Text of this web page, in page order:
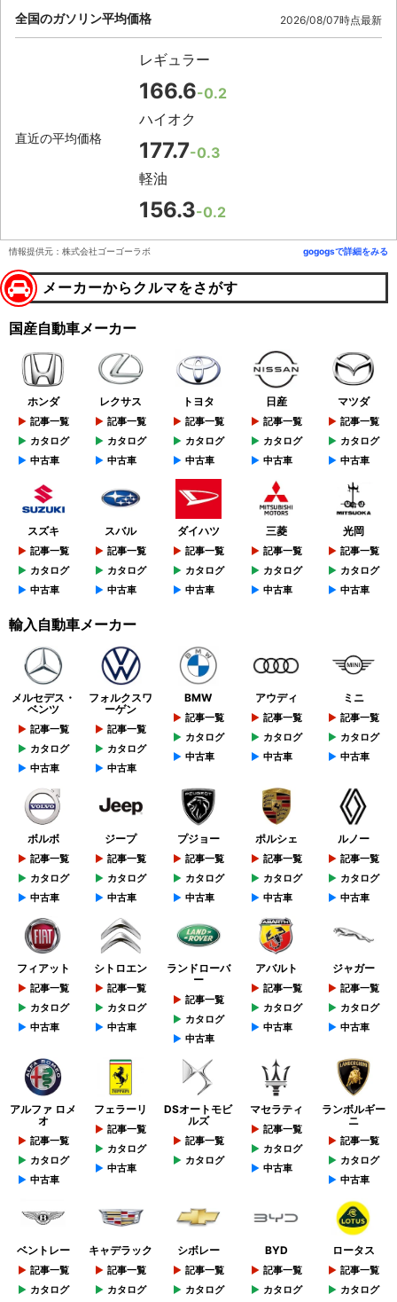
全国のガソリン平均価格 2026/08/07時点最新
直近の平均価格
レギュラー
166.6-0.2
ハイオク
177.7-0.3
軽油
156.3-0.2
情報提供元：株式会社ゴーゴーラボ gogogsで詳細をみる
メーカーからクルマをさがす
国産自動車メーカー
ホンダ
記事一覧
カタログ
中古車
レクサス
記事一覧
カタログ
中古車
トヨタ
記事一覧
カタログ
中古車
日産
記事一覧
カタログ
中古車
マツダ
記事一覧
カタログ
中古車
スズキ
記事一覧
カタログ
中古車
スバル
記事一覧
カタログ
中古車
ダイハツ
記事一覧
カタログ
中古車
三菱
記事一覧
カタログ
中古車
光岡
記事一覧
カタログ
中古車
輸入自動車メーカー
メルセデス・
ベンツ
記事一覧
カタログ
中古車
フォルクスワ
ーゲン
記事一覧
カタログ
中古車
BMW
記事一覧
カタログ
中古車
アウディ
記事一覧
カタログ
中古車
ミニ
記事一覧
カタログ
中古車
ボルボ
記事一覧
カタログ
中古車
ジープ
記事一覧
カタログ
中古車
プジョー
記事一覧
カタログ
中古車
ポルシェ
記事一覧
カタログ
中古車
ルノー
記事一覧
カタログ
中古車
フィアット
記事一覧
カタログ
中古車
シトロエン
記事一覧
カタログ
中古車
ランドローバ
ー
記事一覧
カタログ
中古車
アバルト
記事一覧
カタログ
中古車
ジャガー
記事一覧
カタログ
中古車
アルファ ロメ
オ
記事一覧
カタログ
中古車
フェラーリ
記事一覧
カタログ
中古車
DSオートモビ
ルズ
記事一覧
カタログ
マセラティ
記事一覧
カタログ
中古車
ランボルギー
ニ
記事一覧
カタログ
中古車
ベントレー
記事一覧
カタログ
キャデラック
記事一覧
カタログ
シボレー
記事一覧
カタログ
BYD
記事一覧
カタログ
ロータス
記事一覧
カタログ